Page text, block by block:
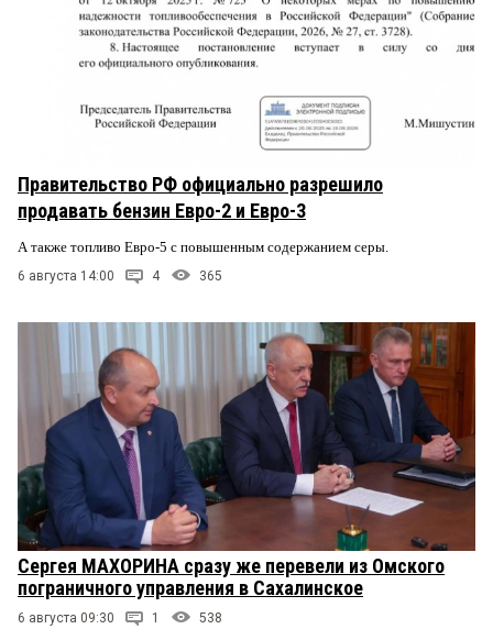
Правительство РФ официально разрешило
продавать бензин Евро-2 и Евро-3
А также топливо Евро-5 с повышенным содержанием серы.
6 августа 14:00 4 365
Сергея МАХОРИНА сразу же перевели из Омского
пограничного управления в Сахалинское
6 августа 09:30 1 538